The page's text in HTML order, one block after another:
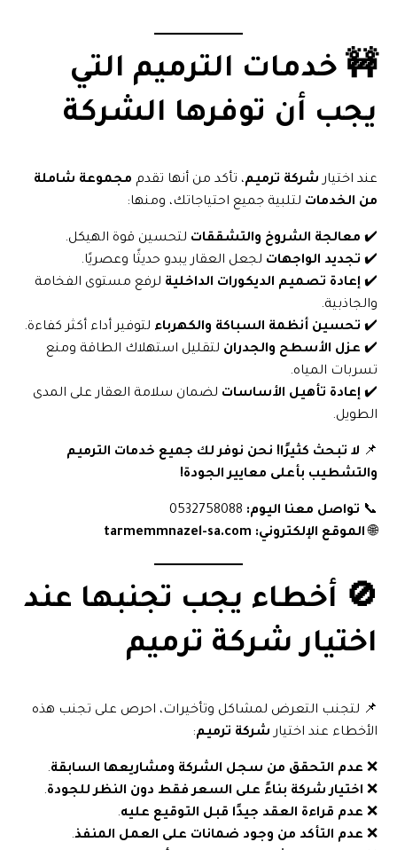
🚧 خدمات الترميم التي
يجب أن توفرها الشركة
عند اختيار شركة ترميم، تأكد من أنها تقدم مجموعة شاملة
من الخدمات لتلبية جميع احتياجاتك، ومنها:
✔️ معالجة الشروخ والتشققات لتحسين قوة الهيكل.
✔️ تجديد الواجهات لجعل العقار يبدو حديثًا وعصريًا.
✔️إعادة تصميم الديكورات الداخلية لرفع مستوى الفخامة
والجاذبية.
✔️ تحسين أنظمة السباكة والكهرباء لتوفير أداء أكثر كفاءة.
✔️ عزل الأسطح والجدران لتقليل استهلاك الطاقة ومنع
تسربات المياه.
✔️إعادة تأهيل الأساسات لضمان سلامة العقار على المدى
الطويل.
📌 لا تبحث كثيرًا! نحن نوفر لك جميع خدمات الترميم
والتشطيب بأعلى معايير الجودة!
📞 تواصل معنا اليوم:
🌐الموقع الإلكتروني: tarmemmnazel-sa.com
🚫 أخطاء يجب تجنبها عند
اختيار شركة ترميم
📌 لتجنب التعرض لمشاكل وتأخيرات، احرص على تجنب هذه
الأخطاء عند اختيار شركة ترميم:
❌ عدم التحقق من سجل الشركة ومشاريعها السابقة.
❌ اختيار شركة بناءً على السعر فقط دون النظر للجودة.
❌ عدم قراءة العقد جيدًا قبل التوقيع عليه.
❌ عدم التأكد من وجود ضمانات على العمل المنفذ.